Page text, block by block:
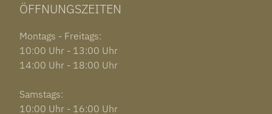
ÖFFNUNGSZEITEN
Montags - Freitags:
10:00 Uhr - 13:00 Uhr
14:00 Uhr - 18:00 Uhr
Samstags:
10:00 Uhr - 16:00 Uhr